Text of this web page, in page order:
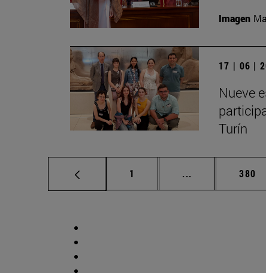
Imagen
17 | 06 |
Nueve
Turín
Página
1 ... Páginas Página
380